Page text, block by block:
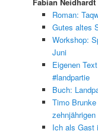
Roman:
Gutes altes
Workshop:
Juni
Eigenen
#landpartie
Buch:
Timo
Ich als Gast